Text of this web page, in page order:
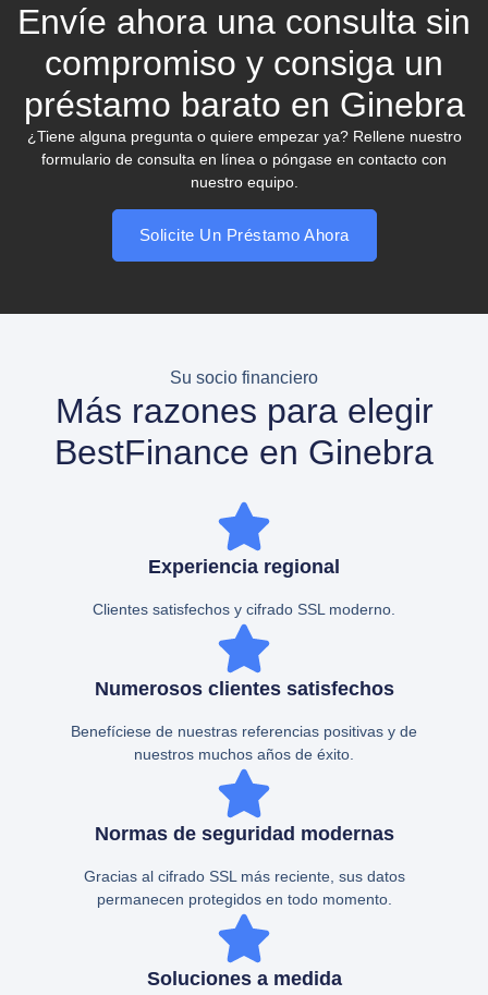
Envíe ahora una consulta sin
compromiso y consiga un
préstamo barato en Ginebra
¿Tiene alguna pregunta o quiere empezar ya? Rellene nuestro
formulario de consulta en línea o póngase en contacto con
nuestro equipo.
Solicite Un Préstamo Ahora
Su socio financiero
Más razones para elegir
BestFinance en Ginebra
Experiencia regional
Clientes satisfechos y cifrado SSL moderno.
Numerosos clientes satisfechos
Benefíciese de nuestras referencias positivas y de
nuestros muchos años de éxito.
Normas de seguridad modernas
Gracias al cifrado SSL más reciente, sus datos
permanecen protegidos en todo momento.
Soluciones a medida